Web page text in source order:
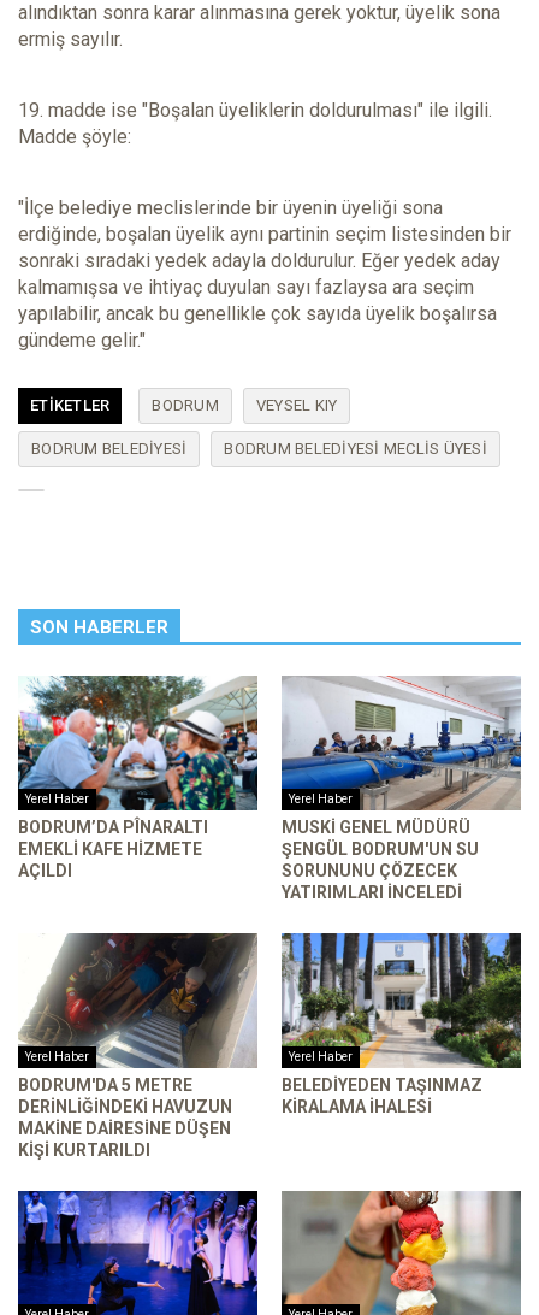
alındıktan sonra karar alınmasına gerek yoktur, üyelik sona
ermiş sayılır.
19. madde ise "Boşalan üyeliklerin doldurulması" ile ilgili.
Madde şöyle:
"İlçe belediye meclislerinde bir üyenin üyeliği sona
erdiğinde, boşalan üyelik aynı partinin seçim listesinden bir
sonraki sıradaki yedek adayla doldurulur. Eğer yedek aday
kalmamışsa ve ihtiyaç duyulan sayı fazlaysa ara seçim
yapılabilir, ancak bu genellikle çok sayıda üyelik boşalırsa
gündeme gelir."
ETIKETLER BODRUM VEYSEL KIY
BODRUM BELEDIYESI BODRUM BELEDIYESI MECLIS ÜYESI
SON HABERLER
Yerel Haber
BODRUM’DA PÎNARALTI
EMEKLI KAFE HIZMETE
AÇILDI
Yerel Haber
MUSKİ GENEL MÜDÜRÜ
ŞENGÜL BODRUM'UN SU
SORUNUNU ÇÖZECEK
YATIRIMLARI INCELEDI
Yerel Haber
BODRUM'DA 5 METRE
DERINLIĞINDEKI HAVUZUN
MAKINE DAIRESINE DÜŞEN
KIŞI KURTARILDI
Yerel Haber
BELEDIYEDEN TAŞINMAZ
KIRALAMA İHALESI